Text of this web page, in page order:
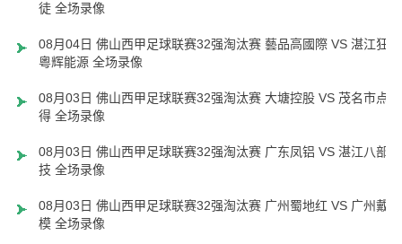
徒 全场录像
08月04日 佛山西甲足球联赛32强淘汰赛 藝品高國際 VS 湛江狂狼
粵辉能源 全场录像
08月03日 佛山西甲足球联赛32强淘汰赛 大塘控股 VS 茂名市点都
得 全场录像
08月03日 佛山西甲足球联赛32强淘汰赛 广东凤铝 VS 湛江八部科
技 全场录像
08月03日 佛山西甲足球联赛32强淘汰赛 广州蜀地红 VS 广州戴拿
模 全场录像